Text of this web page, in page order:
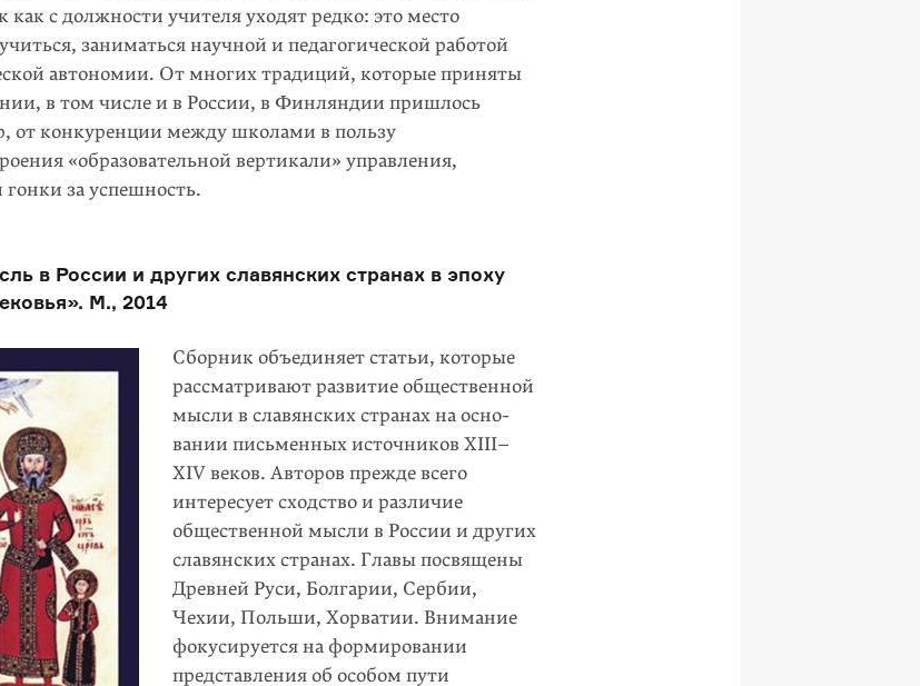
как с должности учителя уходят редко: это место
заниматься научной и педагогической работой
автономии. От многих традиций, которые приняты
в том числе и в России, в Финляндии пришлось
от конкуренции между школами в пользу
«образовательной вертикали» управления,
гонки за успешность.
в России и других славянских странах в эпоху
М., 2014
Сборник объединяет статьи, которые
рассматривают развитие общественной
мысли в славянских странах на осно­
вании письменных источников XIII–
XIV веков. Авторов прежде всего
интересует сходство и различие
общественной мысли в России и других
славянских странах. Главы посвящены
Древней Руси, Болгарии, Сербии,
Чехии, Польши, Хорватии. Внимание
фокусируется на формировании
представления об особом пути